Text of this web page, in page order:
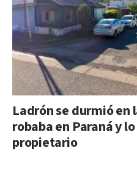
Ladrón se durmió
robaba en Paraná y
propietario